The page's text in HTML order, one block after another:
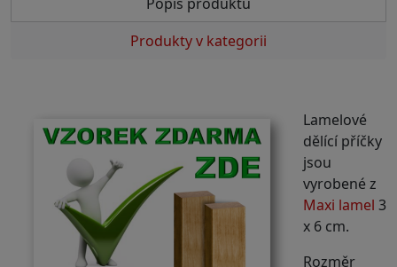
Produkty v kategorii
Lamelové
dělící příčky
jsou
vyrobené z
Maxi lamel 3
x 6 cm.
Rozměr